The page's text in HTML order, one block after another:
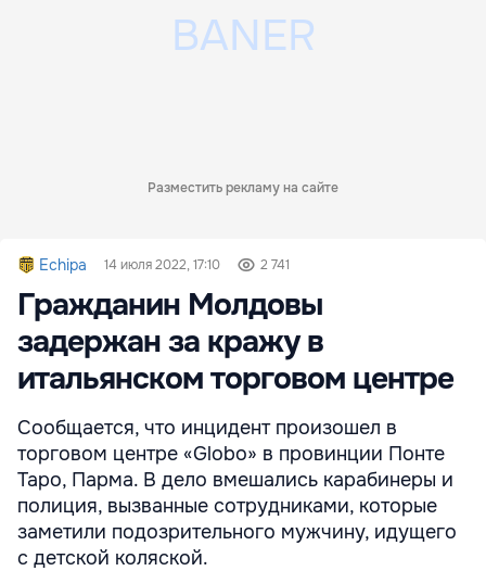
Разместить рекламу на сайте
Echipa 14 июля 2022, 17:10 2 741
Гражданин Молдовы
задержан за кражу в
итальянском торговом центре
Сообщается, что инцидент произошел в
торговом центре «Globo» в провинции Понте
Таро, Парма. В дело вмешались карабинеры и
полиция, вызванные сотрудниками, которые
заметили подозрительного мужчину, идущего
с детской коляской.